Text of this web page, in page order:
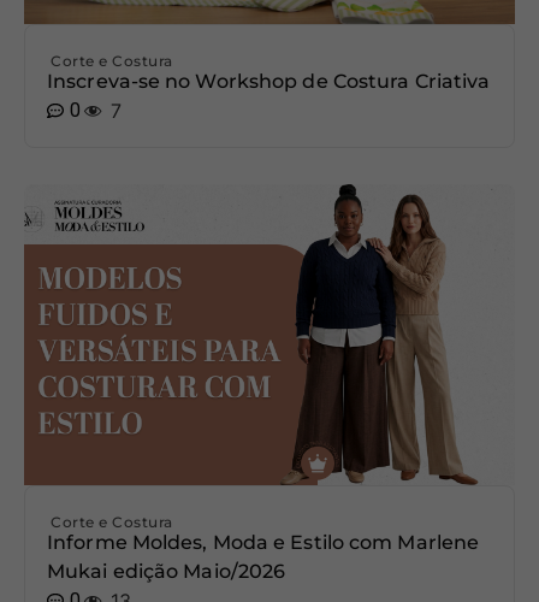
Corte e Costura
Inscreva-se no Workshop de Costura Criativa
0
7
Corte e Costura
Informe Moldes, Moda e Estilo com Marlene
Mukai edição Maio/2026